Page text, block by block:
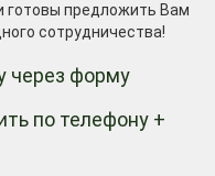
готовы предложить Вам
сотрудничества!
через форму
по телефону +